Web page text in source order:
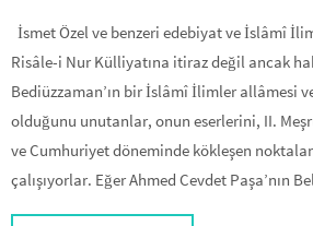
İsmet Özel ve benzeri edebiyat ve İslâmî
Risâle-i Nur Külliyatına itiraz değil ancak
Bediüzzaman’ın bir İslâmî İlimler allâmesi
olduğunu unutanlar, onun eserlerini, II.
ve Cumhuriyet döneminde kökleşen
çalışıyorlar. Eğer Ahmed Cevdet Paşa’nın